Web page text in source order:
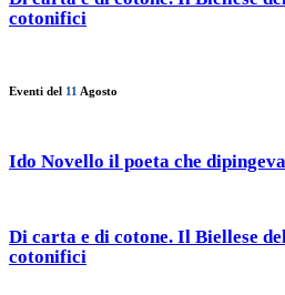
cotonifici
Eventi del 11 Agosto
Ido Novello il poeta che dipingeva
Di carta e di cotone. Il Biellese
cotonifici